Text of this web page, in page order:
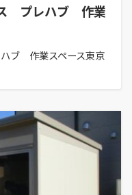
プレハブ 作業
ブ 作業スペース東京